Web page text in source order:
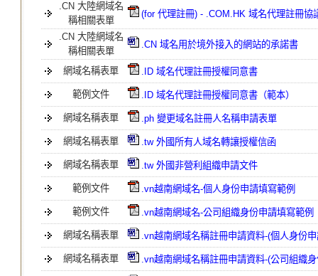
.CN 大陸網域名
稱相關表單
(for 代理註冊) - .COM.HK 域名代理註冊協
.CN 大陸網域名
稱相關表單
.CN 域名用於境外接入的網站的承諾書
網域名稱表單 .ID 域名代理註冊授權同意書
範例文件 .ID 域名代理註冊授權同意書（範本）
網域名稱表單 .ph 變更域名註冊人名稱申請表單
網域名稱表單 .tw 外國所有人域名轉讓授權信函
網域名稱表單 .tw 外國非營利組織申請文件
範例文件 .vn越南網域名-個人身份申請填寫範例
範例文件 .vn越南網域名-公司組織身份申請填寫範例
網域名稱表單 .vn越南網域名稱註冊申請資料-(個人身份
網域名稱表單 .vn越南網域名稱註冊申請資料-(公司組織